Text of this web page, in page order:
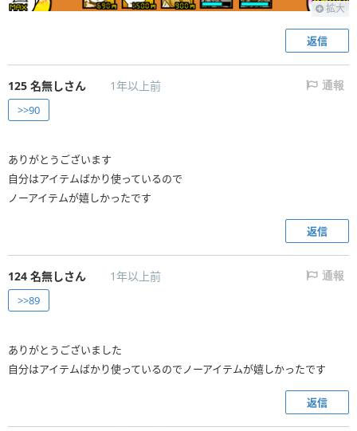
拡大
返信
125 名無しさん 1年以上前 通報
>>90
ありがとうございます
自分はアイテムばかり使っているので
ノーアイテムが嬉しかったです
返信
124 名無しさん 1年以上前 通報
>>89
ありがとうございました
自分はアイテムばかり使っているのでノーアイテムが嬉しかったです
返信